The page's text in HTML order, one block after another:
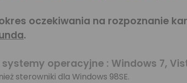
oczekiwania na rozpoznanie
.
operacyjne : Windows 7,
sterowniki dla Windows 98SE.